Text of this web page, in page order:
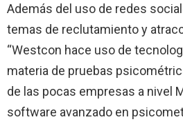
Además del uso de redes
temas de reclutamiento y
“Westcon hace uso de
materia de pruebas
de las pocas empresas a nivel
software avanzado en